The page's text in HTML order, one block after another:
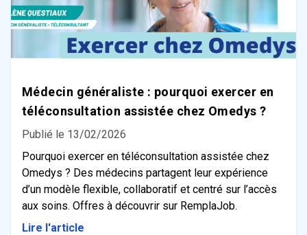
Médecin généraliste : pourquoi exercer en
téléconsultation assistée chez Omedys ?
Publié le 13/02/2026
Pourquoi exercer en téléconsultation assistée chez
Omedys ? Des médecins partagent leur expérience
d’un modèle flexible, collaboratif et centré sur l’accès
aux soins. Offres à découvrir sur RemplaJob.
Lire l'article